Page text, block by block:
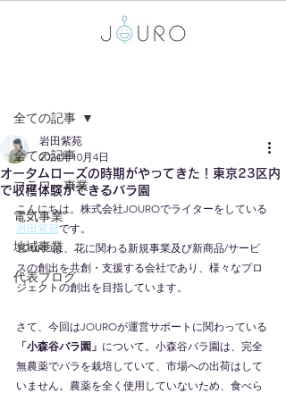
全ての記事
フラワー事業
電気事業
地域事業
代表ブログ
全ての記事
オータムローズの時期がやってきた！東京23区内
で収穫体験ができるバラ園
岩田紫苑
2024年10月4日
こんにちは。株式会社JOUROでライターをしている
岩田紫苑です。
JOUROは、花に関わる新規事業及び新商品/サービ
スの創出を共創・支援する会社であり、様々なプロ
ジェクトの創出を目指しています。
さて、今回はJOUROが運営サポートに関わっている
「小森谷バラ園」 について。小森谷バラ園は、完全
無農薬でバラを栽培していて、市場への出荷はして
いません。農薬を全く使用していないため、食べら